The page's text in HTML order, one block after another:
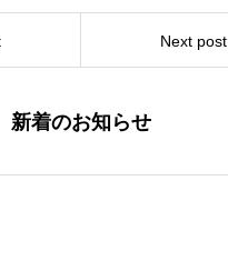
Next post
新着のお知らせ